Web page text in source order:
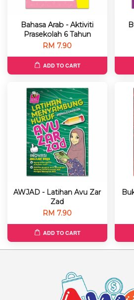
Bahasa Arab - Aktiviti
Prasekolah 6 Tahun
RM 7.90
ADD TO CART
AWJAD - Latihan Avu Zar
Zad
RM 7.90
ADD TO CART